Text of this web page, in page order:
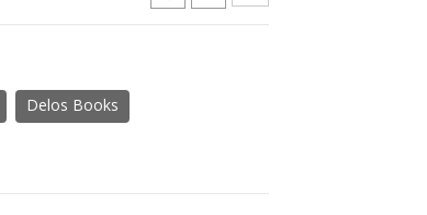
Delos Books